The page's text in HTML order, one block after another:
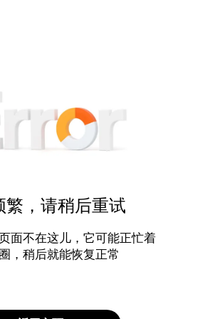
繁，请稍后重试
面不在这儿，它可能正忙着
，稍后就能恢复正常